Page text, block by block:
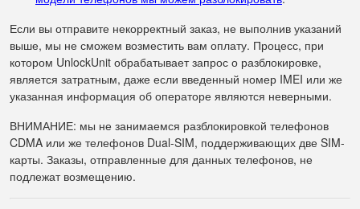
Если вы отправите некорректный заказ, не выполнив указаний
выше, мы не сможем возместить вам оплату. Процесс, при
котором UnlockUnit обрабатывает запрос о разблокировке,
является затратным, даже если введенный номер IMEI или же
указанная информация об операторе являются неверными.
ВНИМАНИЕ: мы не занимаемся разблокировкой телефонов
CDMA или же телефонов Dual-SIM, поддерживающих две SIM-
карты. Заказы, отправленные для данных телефонов, не
подлежат возмещению.